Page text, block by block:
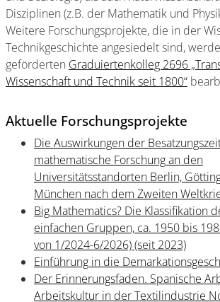
Disziplinen (z.B. der Mathematik und
Weitere Forschungsprojekte, die in der
Technikgeschichte angesiedelt sind,
geförderten Graduiertenkolleg 2696
Wissenschaft und Technik seit 1800“
Aktuelle Forschungsprojekte
Die Auswirkungen der
mathematische Forschung an den
Universitätsstandorten Berlin,
München nach dem Zweiten
Big Mathematics? Die Klassifikation
einfachen Gruppen, ca. 1950 bis
von 1/2024-6/2026) (seit 2023)
Einführung in die
Der Erinnerungsfaden. Spanische
Arbeitskultur in der Textilindustrie